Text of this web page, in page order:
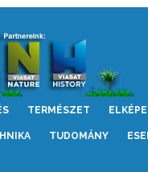
TERMÉSZET
TUDOMÁNY